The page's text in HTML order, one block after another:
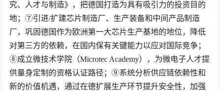
究、人才与制造》，把德国打造为具有吸引力的投资目的
地；⑦引进/扩建芯片制造厂、生产装备和中间产品制造
厂，巩固德国作为欧洲第一大芯片生产基地的地位，降低
对第三方的依赖，在国内保有关键能力以应对国际竞争；
⑧成立微技术学院（Microtec Academy），为微电子人才提
供量身定制的资格认证路径；⑨系统分析供应链依赖性和
新的价值机遇，通过在德扩展生产环节提升安全性，加强